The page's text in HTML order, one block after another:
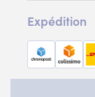
Expédition